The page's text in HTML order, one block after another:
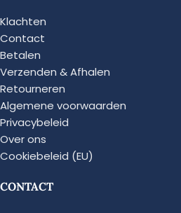
Klachten
Contact
Betalen
Verzenden & Afhalen
Retourneren
Algemene voorwaarden
Privacybeleid
Over ons
Cookiebeleid (EU)
CONTACT